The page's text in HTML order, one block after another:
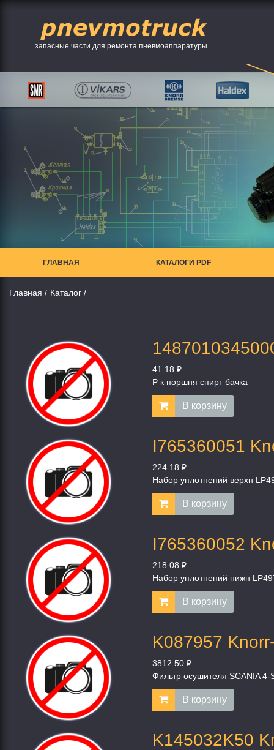
запасные части для ремонта пневмоаппаратуры
ГЛАВНАЯ КАТАЛОГИ PDF
Главная Каталог
41.18 ₽
Р к поршня спирт бачка
В корзину
I765360051
224.18 ₽
Набор уплотнений верхн
В корзину
I765360052
218.08 ₽
Набор уплотнений нижн
В корзину
K087957
3812.50 ₽
Фильтр осушителя SCANIA 4-
В корзину
K145032K50